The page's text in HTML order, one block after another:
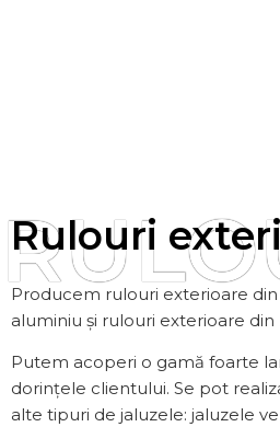
Rulouri
Producem rulouri exterioare
aluminiu și rulouri exterioare din
Putem acoperi o gamă foarte
dorințele clientului. Se pot
alte tipuri de jaluzele: jaluzele